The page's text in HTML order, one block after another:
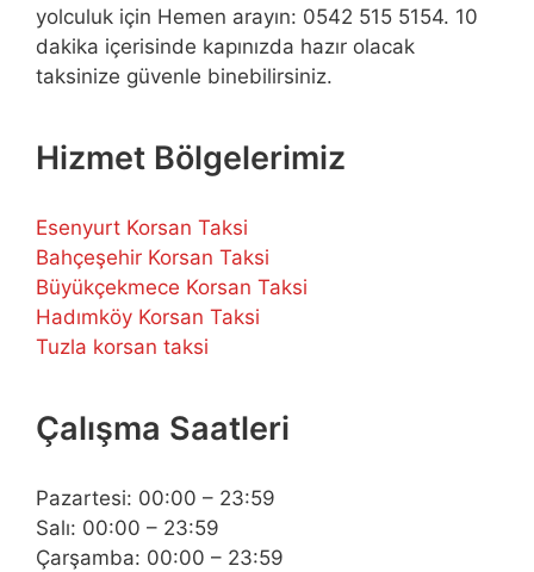
yolculuk için Hemen arayın: 0542 515 5154. 10
dakika içerisinde kapınızda hazır olacak
taksinize güvenle binebilirsiniz.
Hizmet Bölgelerimiz
Esenyurt Korsan Taksi
Bahçeşehir Korsan Taksi
Büyükçekmece Korsan Taksi
Hadımköy Korsan Taksi
Tuzla korsan taksi
Çalışma Saatleri
Pazartesi: 00:00 – 23:59
Salı: 00:00 – 23:59
Çarşamba: 00:00 – 23:59